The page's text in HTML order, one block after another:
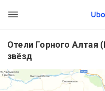
Отели Горного Алтая
звёзд